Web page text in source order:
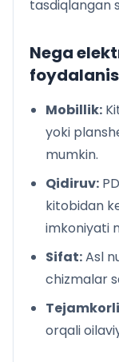
LEKTION IX. DIE
Stunde 2. Der
Stunde 3. Die
Stunde 4. Die
Stunde 5.
Stunden 7–8.
Stunde 9. Die
Stunde 10.
Stunde 11. Zwei
Stunde 13. Wo
Stunde 14.
LEKTION X. DIE
Stunde 2.
Stunde 3. Wir
tasdiqlangan
Nega
Mobillik:
yoki
mumkin.
Qidiruv:
kitobidan
imkoniyati
Sifat:Asl
chizmalar
orqali